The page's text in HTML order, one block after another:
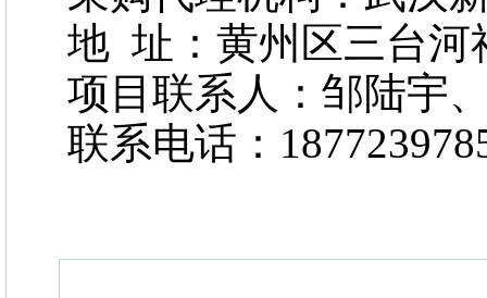
地 址：黄州区三台河
项目联系人：邹陆宇
联系电话：